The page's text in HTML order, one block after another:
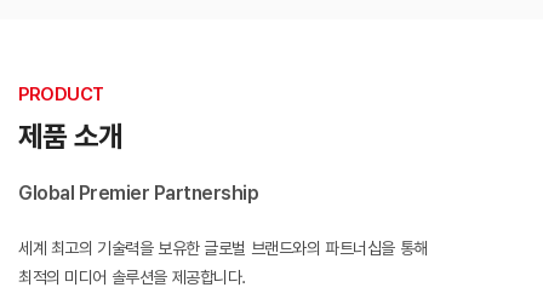
PRODUCT
제품 소개
Global Premier Partnership
세계 최고의 기술력을 보유한 글로벌 브랜드와의 파트너십을 통해
최적의 미디어 솔루션을 제공합니다.